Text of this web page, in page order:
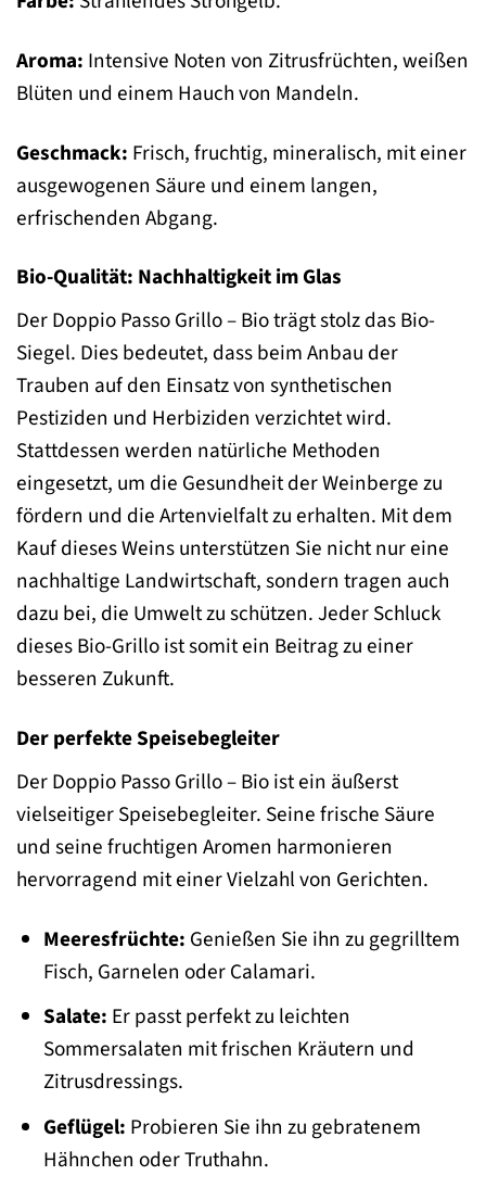
Aroma: Intensive Noten von Zitrusfrüchten, weißen
Blüten und einem Hauch von Mandeln.
Geschmack: Frisch, fruchtig, mineralisch, mit einer
ausgewogenen Säure und einem langen,
erfrischenden Abgang.
Bio-Qualität: Nachhaltigkeit im Glas
Der Doppio Passo Grillo – Bio trägt stolz das Bio-
Siegel. Dies bedeutet, dass beim Anbau der
Trauben auf den Einsatz von synthetischen
Pestiziden und Herbiziden verzichtet wird.
Stattdessen werden natürliche Methoden
eingesetzt, um die Gesundheit der Weinberge zu
fördern und die Artenvielfalt zu erhalten. Mit dem
Kauf dieses Weins unterstützen Sie nicht nur eine
nachhaltige Landwirtschaft, sondern tragen auch
dazu bei, die Umwelt zu schützen. Jeder Schluck
dieses Bio-Grillo ist somit ein Beitrag zu einer
besseren Zukunft.
Der perfekte Speisebegleiter
Der Doppio Passo Grillo – Bio ist ein äußerst
vielseitiger Speisebegleiter. Seine frische Säure
und seine fruchtigen Aromen harmonieren
hervorragend mit einer Vielzahl von Gerichten.
Meeresfrüchte: Genießen Sie ihn zu gegrilltem
Fisch, Garnelen oder Calamari.
Salate: Er passt perfekt zu leichten
Sommersalaten mit frischen Kräutern und
Zitrusdressings.
Geflügel: Probieren Sie ihn zu gebratenem
Hähnchen oder Truthahn.